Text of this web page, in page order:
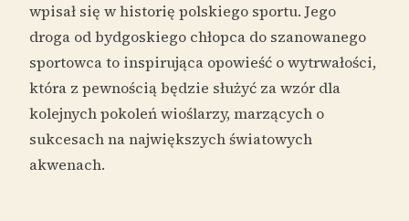
wpisał się w historię polskiego sportu. Jego
droga od bydgoskiego chłopca do szanowanego
sportowca to inspirująca opowieść o wytrwałości,
która z pewnością będzie służyć za wzór dla
kolejnych pokoleń wioślarzy, marzących o
sukcesach na największych światowych
akwenach.